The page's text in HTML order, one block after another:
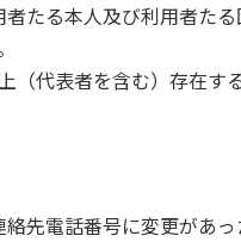
たる本人及び利用者た
代表者を含む）存在す
先電話番号に変更があ